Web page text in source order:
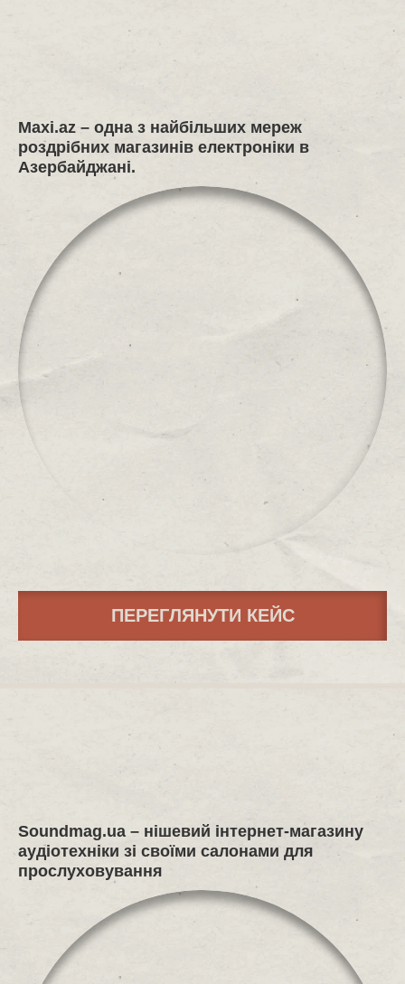
Maxi.az – одна з найбільших мереж
роздрібних магазинів електроніки в
Азербайджані.
ПЕРЕГЛЯНУТИ КЕЙС
Soundmag.ua – нішевий інтернет-магазину
аудіотехніки зі своїми салонами для
прослуховування